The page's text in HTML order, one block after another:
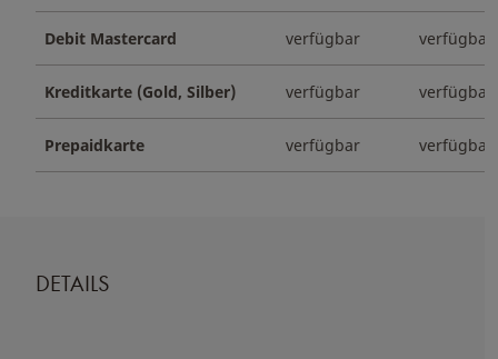
Debit Mastercard verfügbar verfügbar
Kreditkarte (Gold, Silber) verfügbar verfügbar
Prepaidkarte verfügbar verfügbar
DETAILS